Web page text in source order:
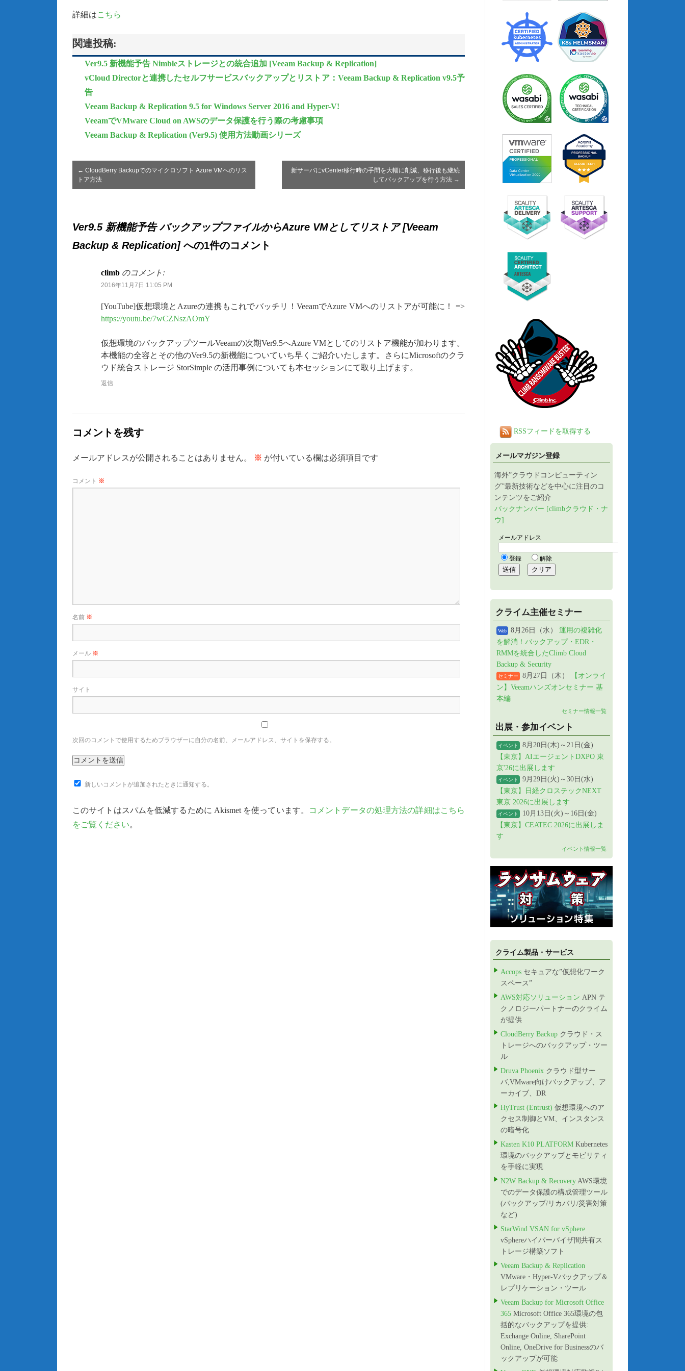
詳細はこちら
関連投稿:
Ver9.5 新機能予告 Nimbleストレージとの統合追加 [Veeam Backup & Replication]
vCloud Directorと連携したセルフサービスバックアップとリストア：Veeam Backup & Replication v9.5予
告
Veeam Backup & Replication 9.5 for Windows Server 2016 and Hyper-V!
VeeamでVMware Cloud on AWSのデータ保護を行う際の考慮事項
Veeam Backup & Replication (Ver9.5) 使用方法動画シリーズ
← CloudBerry Backupでのマイクロソフト Azure VMへのリス
トア方法
新サーバにvCenter移行時の手間を大幅に削減、移行後も継続
してバックアップを行う方法 →
Ver9.5 新機能予告 バックアップファイルからAzure VMとしてリストア [Veeam
Backup & Replication]への1件のコメント
climb のコメント:
2016年11月7日 11:05 PM
[YouTube]仮想環境とAzureの連携もこれでバッチリ！VeeamでAzure VMへのリストアが可能に！ =>
https://youtu.be/7wCZNszAOmY
仮想環境のバックアップツールVeeamの次期Ver9.5へAzure VMとしてのリストア機能が加わります。
本機能の全容とその他のVer9.5の新機能についていち早くご紹介いたします。さらにMicrosoftのクラ
ウド統合ストレージ StorSimple の活用事例についても本セッションにて取り上げます。
返信
コメントを残す
メールアドレスが公開されることはありません。 ※ が付いている欄は必須項目です
コメント ※
名前 ※
メール ※
サイト
次回のコメントで使用するためブラウザーに自分の名前、メールアドレス、サイトを保存する。
新しいコメントが追加されたときに通知する。
このサイトはスパムを低減するために Akismet を使っています。
コメントデータの処理方法の詳細はこちら
をご覧ください。
RSSフィードを取得する
メールマガジン登録
海外”クラウドコンピューティン
グ”最新技術などを中心に注目のコ
ンテンツをご紹介
バックナンバー [climbクラウド・ナ
ウ]
クライム主催セミナー
Web 8月26日（水） 運用の複雑化
を解消！バックアップ・EDR・
RMMを統合したClimb Cloud
Backup & Security
セミナー 8月27日（木）
【オンライ
ン】Veeamハンズオンセミナー 基
本編
セミナー情報一覧
出展・参加イベント
イベント
8月20日(木)～21日(金)
【東京】AIエージェントDXPO 東
京'26に出展します
イベント
9月29日(火)～30日(水)
【東京】日経クロステックNEXT
東京 2026に出展します
イベント
10月13日(火)～16日(金)
【東京】CEATEC 2026に出展しま
す
イベント情報一覧
クライム製品・サービス
Accops セキュアな”仮想化ワーク
スペース”
AWS対応ソリューション APN テ
クノロジーパートナーのクライム
が提供
CloudBerry Backup クラウド・ス
トレージへのバックアップ・ツー
ル
Druva Phoenix クラウド型サー
バ,VMware向けバックアップ、ア
ーカイブ、DR
HyTrust (Entrust) 仮想環境へのア
クセス制御とVM、インスタンス
の暗号化
Kasten K10 PLATFORM Kubernetes
環境のバックアップとモビリティ
を手軽に実現
N2W Backup & Recovery AWS環境
でのデータ保護の構成管理ツール
(バックアップ/リカバリ/災害対策
など)
StarWind VSAN for vSphere
vSphereハイパーバイザ間共有ス
トレージ構築ソフト
Veeam Backup & Replication
VMware・Hyper-Vバックアップ＆
レプリケーション・ツール
Veeam Backup for Microsoft Office
365 Microsoft Office 365環境の包
括的なバックアップを提供:
Exchange Online, SharePoint
Online, OneDrive for Businessのバ
ックアップが可能